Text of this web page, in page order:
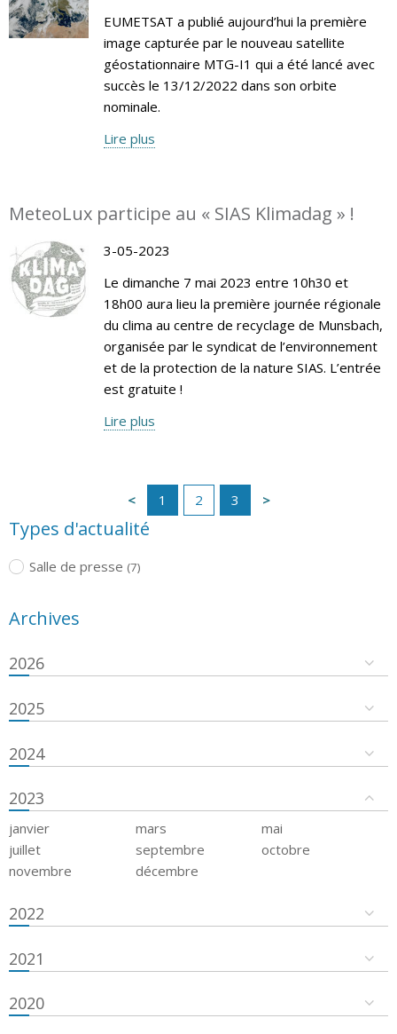
EUMETSAT a publié aujourd’hui la première
image capturée par le nouveau satellite
géostationnaire MTG-I1 qui a été lancé avec
succès le 13/12/2022 dans son orbite
nominale.
Lire plus
MeteoLux participe au « SIAS Klimadag » !
3-05-2023
Le dimanche 7 mai 2023 entre 10h30 et
18h00 aura lieu la première journée régionale
du clima au centre de recyclage de Munsbach,
organisée par le syndicat de l’environnement
et de la protection de la nature SIAS. L’entrée
est gratuite !
Lire plus
1 2 3
Types d'actualité
Salle de presse (7)
Archives
2026
2025
2024
2023
janvier mars
mai
juillet
septembre
octobre
novembre
décembre
2022
2021
2020